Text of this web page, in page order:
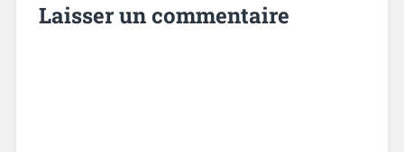
Laisser un commentaire